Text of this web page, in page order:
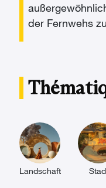
der Fernwehs
Landschaft